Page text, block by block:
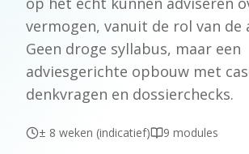
vermogen, vanuit de rol van de
Geen droge syllabus, maar een
adviesgerichte opbouw met
denkvragen en dossierchecks.
± 8 weken (indicatief) 9 modules